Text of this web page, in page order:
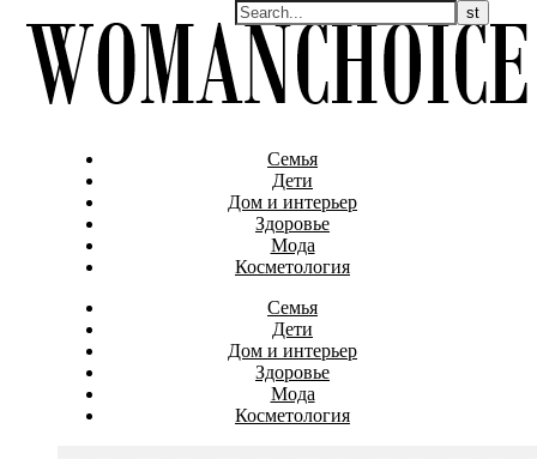
Семья
Дети
Дом и интерьер
Здоровье
Мода
Косметология
Семья
Дети
Дом и интерьер
Здоровье
Мода
Косметология